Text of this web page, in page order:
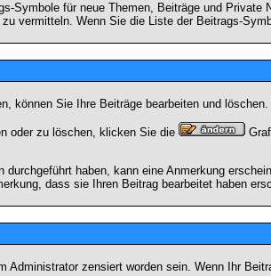
Symbole für neue Themen, Beiträge und
vermitteln. Wenn Sie die Liste der Beitrags-
können Sie Ihre Beiträge bearbeiten und
oder zu löschen, klicken Sie die
durchgeführt haben, kann eine Anmerkung
dass sie Ihren Beitrag bearbeitet haben
Administrator zensiert worden sein. Wenn Ihr